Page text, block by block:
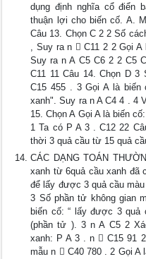
dụng định nghĩa cổ điển
thuận lợi cho biến cố. A.
Câu 13. Chọn C 2 2 Số
, Suy ra n  C11 2 2 Gọi
Suy ra n A C5 C6 2 2 C5
C11 11 Câu 14. Chọn D
C15 455 . 3 Gọi A là
xanh". Suy ra n A C4 4 . 4
15. Chọn A Gọi A là biến
1 Ta có P A 3 . C12 22
thời 3 quả cầu từ 15 quả
CÁC DẠNG TOÁN
xanh từ 6quả cầu xanh đã
để lấy được 3 quả cầu
3 Số phần tử không gian
biến cố: “ lấy được 3 quả
(phần tử ). 3 n A C5 2
xanh: P A 3 . n  C15 91
mẫu n  C40 780 . 2 Gọi A